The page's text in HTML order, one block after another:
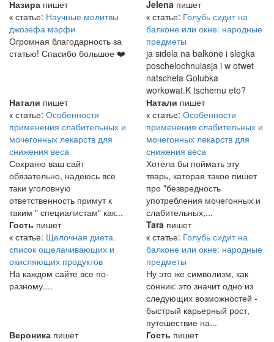
Назира пишет
к статье: Научные молитвы
джозефа мэрфи
Огромная благодарность за
статью! Спасибо большое ❤️
Jelena пишет
к статье: Голубь сидит на
балконе или окне: народные
предметы
ja sidela na balkone i slegka
poschelochnulasja i w otwet
natschela Golubka
workowat.K tschemu eto?
Натали пишет
к статье: Особенности
применения слабительных и
мочегонных лекарств для
снижения веса
Сохраню ваш сайт
обязательно, надеюсь все
таки уголовную
ответственность примут к
таким " специалистам" как...
Натали пишет
к статье: Особенности
применения слабительных и
мочегонных лекарств для
снижения веса
Хотела бы поймать эту
тварь, каторая такое пишет
про "безвредность
употребления мочегонных и
слабительных,...
Гость пишет
к статье: Щелочная диета.
список ощелачивающих и
окисляющих продуктов
На каждом сайте все по-
разному....
Tara пишет
к статье: Голубь сидит на
балконе или окне: народные
предметы
Ну это же символизм, как
сонник: это значит одно из
следующих возможностей -
быстрый карьерный рост,
путешествие на...
Вероника пишет
Гость пишет